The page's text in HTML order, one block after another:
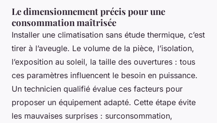
Le dimensionnement précis pour une
consommation maîtrisée
Installer une climatisation sans étude thermique, c’est
tirer à l’aveugle. Le volume de la pièce, l’isolation,
l’exposition au soleil, la taille des ouvertures : tous
ces paramètres influencent le besoin en puissance.
Un technicien qualifié évalue ces facteurs pour
proposer un équipement adapté. Cette étape évite
les mauvaises surprises : surconsommation,